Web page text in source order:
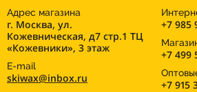
Адрес магазина
г. Москва, ул.
Кожевническая, д7 стр.1 ТЦ
«Кожевники», 3 этаж
E-mail
skiwax@inbox.ru
+7 985
+7 499
+7 915